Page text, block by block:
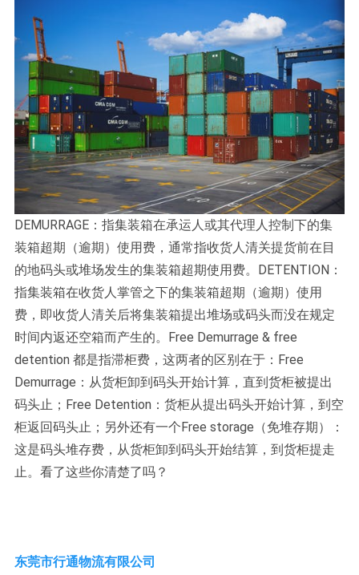
DEMURRAGE：指集装箱在承运人或其代理人控制下的集
装箱超期（逾期）使用费，通常指收货人清关提货前在目
的地码头或堆场发生的集装箱超期使用费。DETENTION：
指集装箱在收货人掌管之下的集装箱超期（逾期）使用
费，即收货人清关后将集装箱提出堆场或码头而没在规定
时间内返还空箱而产生的。Free Demurrage & free
detention 都是指滞柜费，这两者的区别在于：Free
Demurrage：从货柜卸到码头开始计算，直到货柜被提出
码头止；Free Detention：货柜从提出码头开始计算，到空
柜返回码头止；另外还有一个Free storage（免堆存期）：
这是码头堆存费，从货柜卸到码头开始结算，到货柜提走
止。看了这些你清楚了吗？
东莞市行通物流有限公司